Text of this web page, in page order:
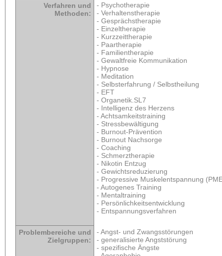
Verfahren und
Methoden:
- Psychotherapie
- Verhaltenstherapie
- Gesprächstherapie
- Einzeltherapie
- Kurzzeittherapie
- Paartherapie
- Familientherapie
- Gewaltfreie Kommunikation
- Hypnose
- Meditation
- Selbsterfahrung / Selbstheilung
- EFT
- Organetik.SL7
- Intelligenz des Herzens
- Achtsamkeitstraining
- Stressbewältigung
- Burnout-Prävention
- Burnout Nachsorge
- Coaching
- Schmerztherapie
- Nikotin Entzug
- Gewichtsreduzierung
- Progressive Muskelentspannung
- Autogenes Training
- Mentaltraining
- Persönlichkeitsentwicklung
- Entspannungsverfahren
Problembereiche und
Zielgruppen:
- Angst- und Zwangsstörungen
- generalisierte Angststörung
- spezifische Ängste